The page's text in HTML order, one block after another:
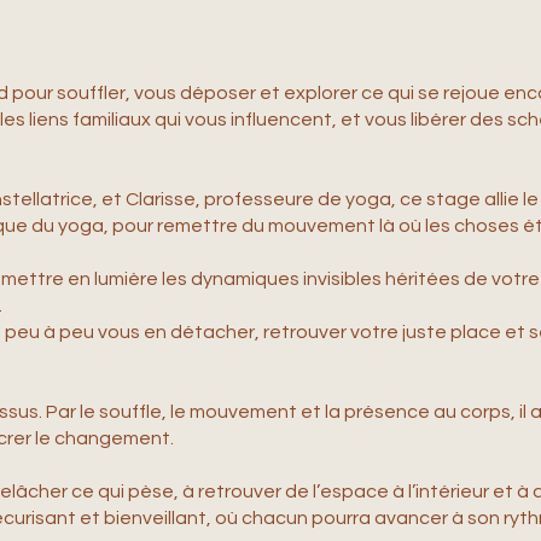
pour souffler, vous déposer et explorer ce qui se rejoue
liens familiaux qui vous influencent, et vous libérer des
et Clarisse, professeure de yoga, ce stage allie
du yoga, pour remettre du mouvement là où les choses
en lumière les dynamiques invisibles héritées de
peu à peu vous en détacher, retrouver votre juste place et
Par le souffle, le mouvement et la présence au corps, il
le changement.
ce qui pèse, à retrouver de l’espace à l’intérieur et à
et bienveillant, où chacun pourra avancer à son